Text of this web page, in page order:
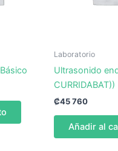
Laboratorio
Ultrasonido
CURRIDABAT))
₡45 760
Añadir al